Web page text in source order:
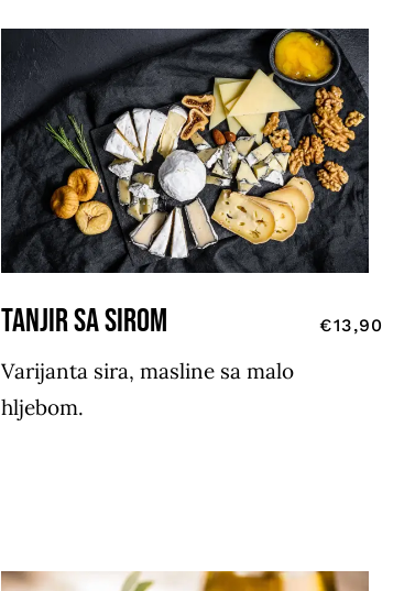
tanjir sa sirom €13,90
Varijanta sira, masline sa malo
hljebom.